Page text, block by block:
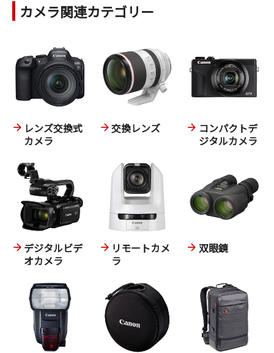
カメラ関連カテゴリー
レンズ交換式
カメラ
交換レンズ
コンパクトデ
ジタルカメラ
デジタルビデ
オカメラ
リモートカメ
ラ
双眼鏡